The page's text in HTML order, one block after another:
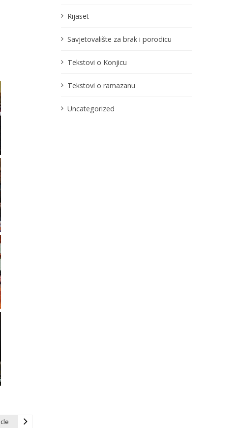
Rijaset
Savjetovalište za brak i porodicu
Tekstovi o Konjicu
Tekstovi o ramazanu
Uncategorized